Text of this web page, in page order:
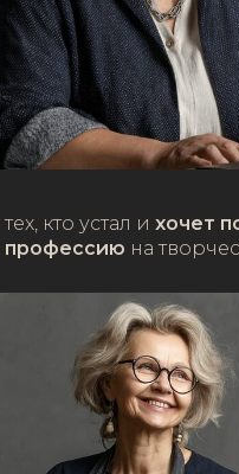
кто устал и хочет
профессию на